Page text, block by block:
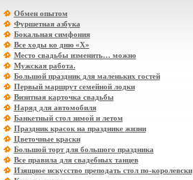
Обмен опытом
Фуршетная азбука
Бокальная симфония
Все ходы ко дню «Х»
Место свадьбы изменить… можно
Мужская работа.
Большой праздник для маленьких гостей
Первый маршрут семейной лодки
Визитная карточка свадьбы
Наряд для автомобиля
Банкетный стол зимой и летом
Праздник красок на празднике жизни
Цветочные краски
Большой торт для большого праздника
Все правила для свадебных танцев
Изящное искусство преподать стол по-королевски